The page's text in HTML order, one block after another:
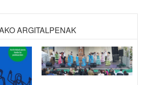
ARGITALPENAK